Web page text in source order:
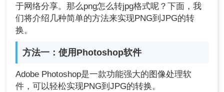
于网络分享。那么png怎么转jpg格式呢？下面，我
们将介绍几种简单的方法来实现PNG到JPG的转
换。
方法一：使用Photoshop软件
Adobe Photoshop是一款功能强大的图像处理软
件，可以轻松实现PNG到JPG的转换。